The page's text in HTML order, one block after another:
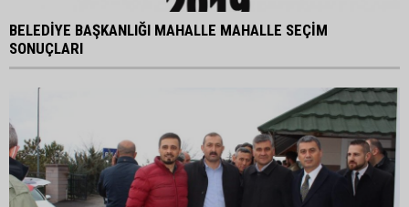
BELEDİYE BAŞKANLIĞI MAHALLE MAHALLE SEÇİM
SONUÇLARI